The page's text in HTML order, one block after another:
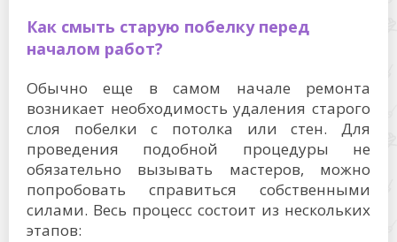
Как смыть старую побелку перед
началом работ?
Обычно еще в самом начале ремонта
возникает необходимость удаления старого
слоя побелки с потолка или стен. Для
проведения подобной процедуры не
обязательно вызывать мастеров, можно
попробовать справиться собственными
силами. Весь процесс состоит из нескольких
этапов: